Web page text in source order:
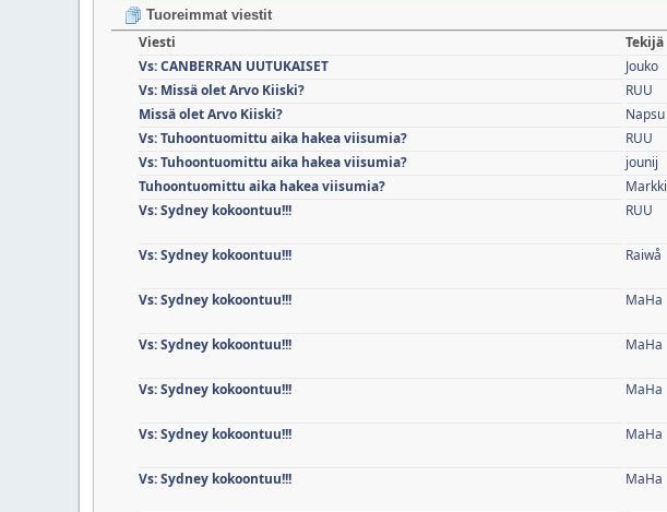
Tuoreimmat viestit
Viesti Tekijä
Vs: CANBERRAN UUTUKAISET
Jouko
Vs: Missä olet Arvo Kiiski?
RUU
Missä olet Arvo Kiiski?
Napsu
Vs: Tuhoontuomittu aika hakea viisumia?
RUU
Vs: Tuhoontuomittu aika hakea viisumia?
jounij
Tuhoontuomittu aika hakea viisumia?
Markki
Vs: Sydney kokoontuu!!!
RUU
Vs: Sydney kokoontuu!!! Raiwå
Vs: Sydney kokoontuu!!! MaHa
Vs: Sydney kokoontuu!!! MaHa
Vs: Sydney kokoontuu!!! MaHa
Vs: Sydney kokoontuu!!! MaHa
Vs: Sydney kokoontuu!!! MaHa